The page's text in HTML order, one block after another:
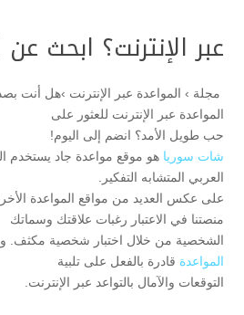
عبر الإنترنت؟ ابحث
مجلة › المواعدة عبر الإنترنت ›هل أنت
المواعدة عبر الإنترنت للعثور على
حب طويل الأمد؟ انضم إلى اليوم!
شات سوريا هو موقع مواعدة جاد يستخدم
العربي المتشابه التفكير.
على عكس العديد من مواقع المواعدة
منصتنا في الاعتبار رغبات علاقتك وسماتك
الشخصية من خلال اختبار شخصية مكثف.
المواعدة قادرة بالفعل على تلبية
التوقعات والآمال بالتواعد عبر الإنترنت.